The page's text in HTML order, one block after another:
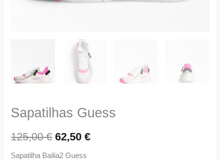
Sapatilhas Guess
125,00€ 62,50€
Sapatilha Bailia2 Guess